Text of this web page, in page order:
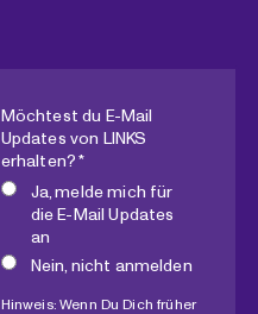
Möchtest du E-Mail
Updates von LINKS
erhalten? *
Ja, melde mich für
die E-Mail Updates
an
Nein, nicht anmelden
Hinweis: Wenn Du Dich früher